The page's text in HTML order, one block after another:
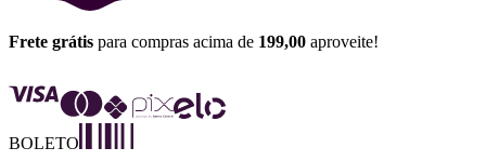
Frete grátis para compras acima de 199,00 aproveite!
BOLETO